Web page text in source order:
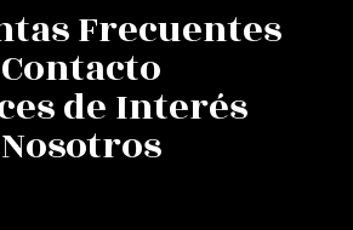
Frecuentes
Contacto
de Interés
Nosotros